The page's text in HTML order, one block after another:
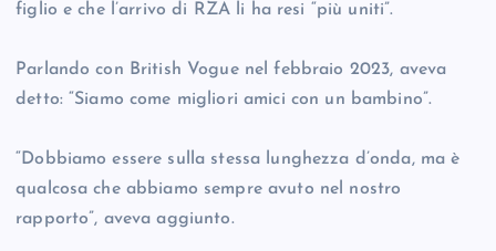
figlio e che l’arrivo di RZA li ha resi “più uniti”.
Parlando con British Vogue nel febbraio 2023, aveva
detto: “Siamo come migliori amici con un bambino”.
“Dobbiamo essere sulla stessa lunghezza d’onda, ma è
qualcosa che abbiamo sempre avuto nel nostro
rapporto”, aveva aggiunto.